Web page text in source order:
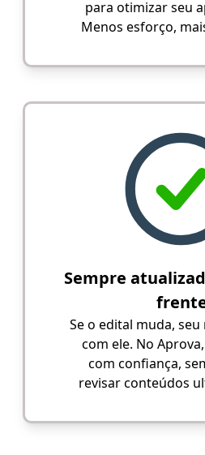
para otimizar seu
Menos esforço,
Sempre
Se o edital muda,
com ele. No
com confiança,
revisar conteúdos